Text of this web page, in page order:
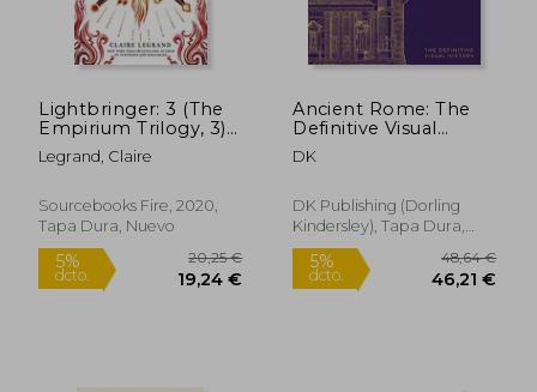
5% 5%
Lightbringer: 3 (The
Empirium Trilogy, 3)
(en Inglés)
Legrand, Claire
Sourcebooks Fire, 2020,
Tapa Dura, Nuevo
Ancient Rome: The
Definitive Visual
History (dk
Eyewitness) (en
DK
DK Publishing (Dorling
Kindersley), Tapa Dura,
Nuevo